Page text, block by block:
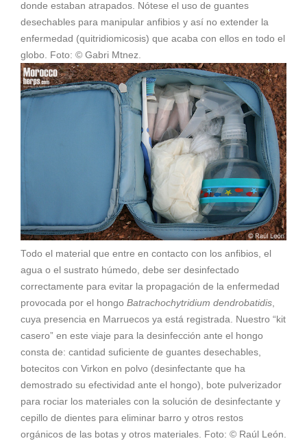
donde estaban atrapados. Nótese el uso de guantes
desechables para manipular anfibios y así no extender la
enfermedad (quitridiomicosis) que acaba con ellos en todo el
globo. Foto: © Gabri Mtnez.
Todo el material que entre en contacto con los anfibios, el
agua o el sustrato húmedo, debe ser desinfectado
correctamente para evitar la propagación de la enfermedad
provocada por el hongo Batrachochytridium dendrobatidis
cuya presencia en Marruecos ya está registrada. Nuestro “kit
casero” en este viaje para la desinfección ante el hongo
consta de: cantidad suficiente de guantes desechables,
botecitos con Virkon en polvo (desinfectante que ha
demostrado su efectividad ante el hongo), bote pulverizador
para rociar los materiales con la solución de desinfectante y
cepillo de dientes para eliminar barro y otros restos
orgánicos de las botas y otros materiales. Foto: © Raúl León.